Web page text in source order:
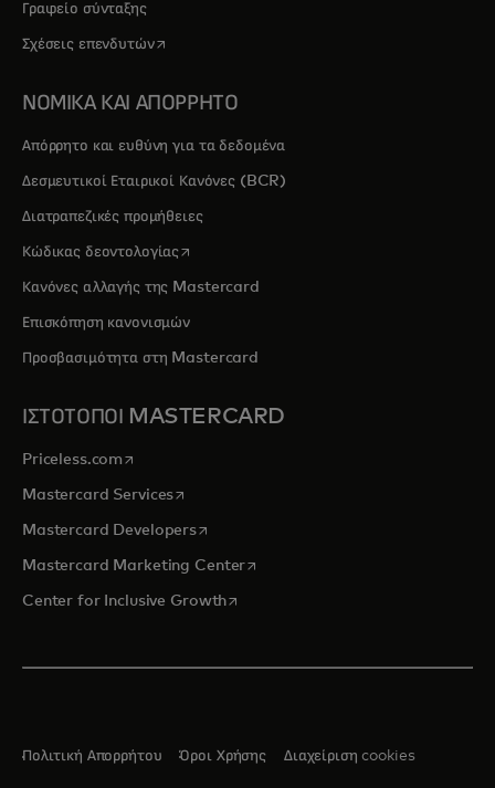
Γραφείο σύνταξης
Σχέσεις επενδυτώνopens in a new tab
ΝΟΜΙΚΑ ΚΑΙ ΑΠΟΡΡΗΤΟ
Απόρρητο και ευθύνη για τα δεδομένα
Δεσμευτικοί Εταιρικοί Κανόνες (BCR)
Διατραπεζικές προμήθειες
Κώδικας δεοντολογίαςopens in a new tab
Κανόνες αλλαγής της Mastercard
Επισκόπηση κανονισμών
Προσβασιμότητα στη Mastercard
ΙΣΤΟΤΟΠΟΙ MASTERCARD
Priceless.com opens in a new tab
Mastercard Servicesopens in a new tab
Mastercard Developersopens in a new tab
Mastercard Marketing Centeropens in a new tab
Center for Inclusive Growthopens in a new tab
Πολιτική Απορρήτου Όροι Χρήσης Διαχείριση cookies